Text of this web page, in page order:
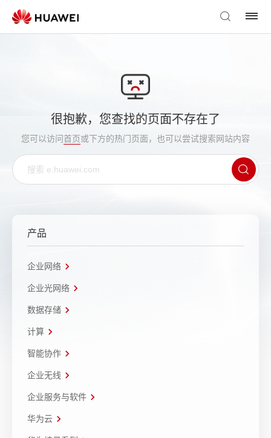
很抱歉，您查找的页面不存在了
您可以访问首页或下方的热门页面，也可以尝试搜索网站内容
产品
企业网络
企业光网络
数据存储
计算
智能协作
企业无线
企业服务与软件
华为云